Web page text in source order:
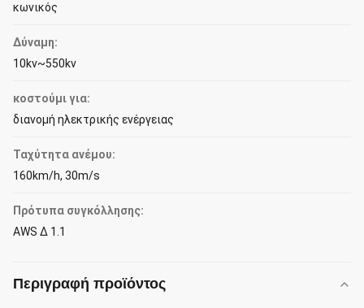
κωνικός
Δύναμη:
10kv~550kv
κοστούμι για:
διανομή ηλεκτρικής ενέργειας
Ταχύτητα ανέμου:
160km/h, 30m/s
Πρότυπα συγκόλλησης:
AWS Δ 1.1
Περιγραφή προϊόντος